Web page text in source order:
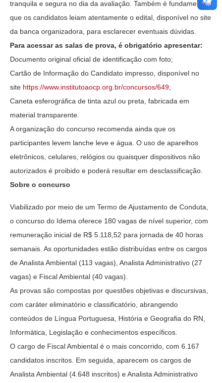
tranquila e segura no dia da avaliação. Também é fundamental
que os candidatos leiam atentamente o edital, disponível no site
da banca organizadora, para esclarecer eventuais dúvidas.
Para acessar as salas de prova, é obrigatório apresentar:
Documento original oficial de identificação com foto;
Cartão de Informação do Candidato impresso, disponível no
site https://www.institutoaocp.org.br/concursos/649;
Caneta esferográfica de tinta azul ou preta, fabricada em
material transparente.
A organização do concurso recomenda ainda que os
participantes levem lanche leve e água. O uso de aparelhos
eletrônicos, celulares, relógios ou quaisquer dispositivos não
autorizados é proibido e poderá resultar em desclassificação.
Sobre o concurso
Viabilizado por meio de um Termo de Ajustamento de Conduta,
o concurso do Idema oferece 180 vagas de nível superior, com
remuneração inicial de R$ 5.118,52 para jornada de 40 horas
semanais. As oportunidades estão distribuídas entre os cargos
de Analista Ambiental (113 vagas), Analista Administrativo (27
vagas) e Fiscal Ambiental (40 vagas).
As provas são compostas por questões objetivas e discursivas,
com caráter eliminatório e classificatório, abrangendo
conteúdos de Língua Portuguesa, História e Geografia do RN,
Informática, Legislação e conhecimentos específicos.
O cargo de Fiscal Ambiental é o mais concorrido, com 6.167
candidatos inscritos. Em seguida, aparecem os cargos de
Analista Ambiental (4.648 inscritos) e Analista Administrativo